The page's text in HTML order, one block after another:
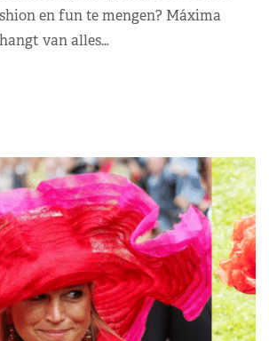
en fun te mengen? Máxima
van alles…